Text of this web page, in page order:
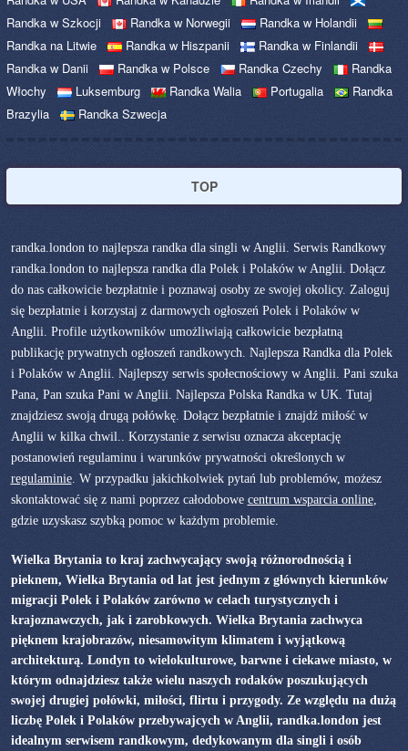
Randka w Szkocji
Randka w Norwegii
Randka w Holandii
Randka na Litwie
Randka w Hiszpanii
Randka w Finlandii
Randka w Danii
Randka w Polsce Randka Czechy
Randka
Włochy
Luksemburg Randka Walia Portugalia
Randka
Brazylia
Randka Szwecja
TOP
randka.london to najlepsza randka dla singli w Anglii. Serwis Randkowy
randka.london to najlepsza randka dla Polek i Polaków w Anglii. Dołącz
do nas całkowicie bezpłatnie i poznawaj osoby ze swojej okolicy. Zaloguj
się bezpłatnie i korzystaj z darmowych ogłoszeń Polek i Polaków w
Anglii. Profile użytkowników umożliwiają całkowicie bezpłatną
publikację prywatnych ogłoszeń randkowych. Najlepsza Randka dla Polek
i Polaków w Anglii. Najlepszy serwis społecnościowy w Anglii. Pani szuka
Pana, Pan szuka Pani w Anglii. Najlepsza Polska Randka w UK. Tutaj
znajdziesz swoją drugą połówkę. Dołącz bezpłatnie i znajdź miłość w
Anglii w kilka chwil.. Korzystanie z serwisu oznacza akceptację
postanowień regulaminu i warunków prywatności określonych w
regulaminie. W przypadku jakichkolwiek pytań lub problemów, możesz
skontaktować się z nami poprzez całodobowe centrum wsparcia online,
gdzie uzyskasz szybką pomoc w każdym problemie.
Wielka Brytania to kraj zachwycający swoją różnorodnością i
pieknem, Wielka Brytania od lat jest jednym z głównych kierunków
migracji Polek i Polaków zarówno w celach turystycznych i
krajoznawczych, jak i zarobkowych. Wielka Brytania zachwyca
pięknem krajobrazów, niesamowitym klimatem i wyjątkową
architekturą. Londyn to wielokulturowe, barwne i ciekawe miasto, w
którym odnajdziesz także wielu naszych rodaków poszukujących
swojej drugiej połówki, miłości, flirtu i przygody. Ze względu na dużą
liczbę Polek i Polaków przebywajcych w Anglii, randka.london jest
idealnym serwisem randkowym, dedykowanym dla singli i osób